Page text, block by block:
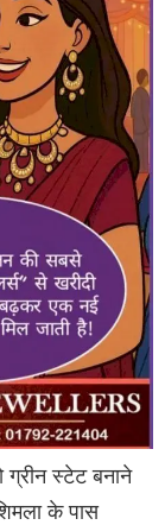
स्टेट बनाने
के पास